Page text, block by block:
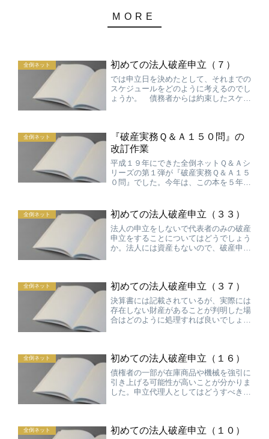
全倒ネット 初めての法人破産申立（７）
では申立日を決めたとして、それまでの
スケジュールをどのように考えるのでし
ょうか。 債務者からは約束したスケジ
ことが大切であるという話...
全倒ネット
『破産実務Ｑ＆Ａ１５０問』の
改訂作業
平成１９年にできた全倒ネットＱ＆Ａシ
リーズの第１弾が『破産実務Ｑ＆Ａ１５
０問』でした。今年は、この本を５年ぶ
ます。前回は、ＭＬの投稿を全部チェッ
クして、テーマごとに仕分け...
全倒ネット 初めての法人破産申立（３３）
法人の申立をしないで代表者のみの破産
申立をすることについてはどうでしょう
か。法人には資産もないので、破産申し
けることはあります。この...
全倒ネット 初めての法人破産申立（３７）
決算書には記載されているが、実際には
存在しない財産があることが判明した場
合はどのように処理すれば良いでしょう
生からは存在するものだけ...
全倒ネット 初めての法人破産申立（１６）
債権者の一部が在庫商品や機械を強引に
引き上げる可能性が高いことが分かりま
した。申立代理人としてはどうすべきで
を講じておきべきとの話が...
全倒ネット 初めての法人破産申立（１０）